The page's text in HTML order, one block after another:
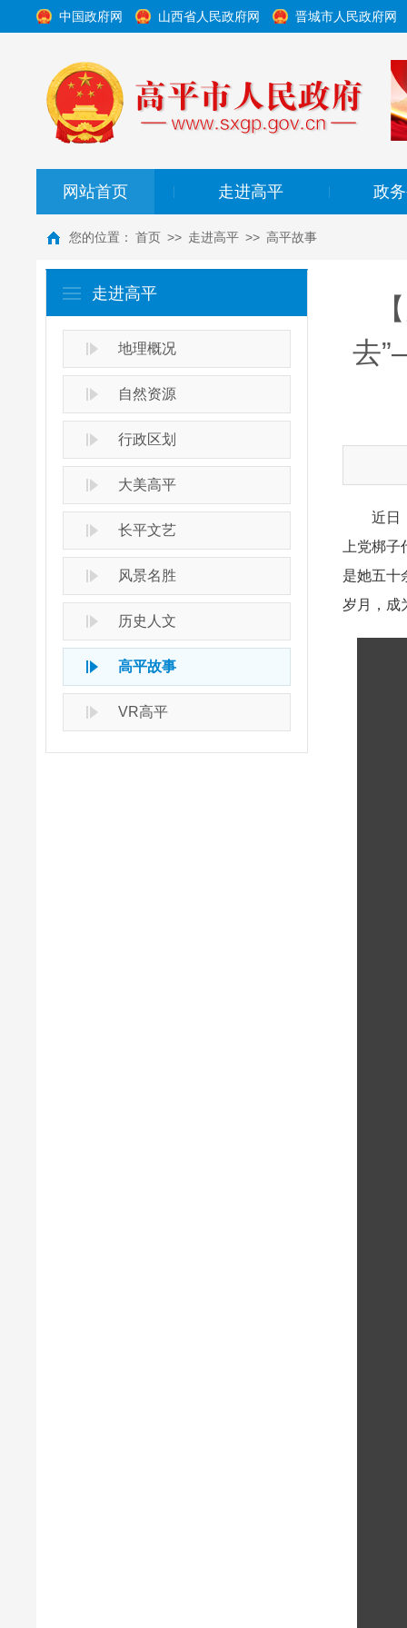
中国政府网 山西省人民政府网 晋城市人民政府网
网站首页 走进高平 政
您的位置： 首页 >> 走进高平 >> 高平故事
走进高平
地理概况
自然资源
行政区划
大美高平
长平文艺
风景名胜
历史人文
高平故事
VR高平
去
近日
上党梆
是她五十
岁月，成